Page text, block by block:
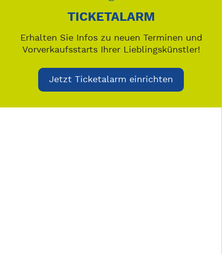
TICKETALARM
Erhalten Sie Infos zu neuen Terminen und
Vorverkaufsstarts Ihrer Lieblingskünstler!
Jetzt Ticketalarm einrichten